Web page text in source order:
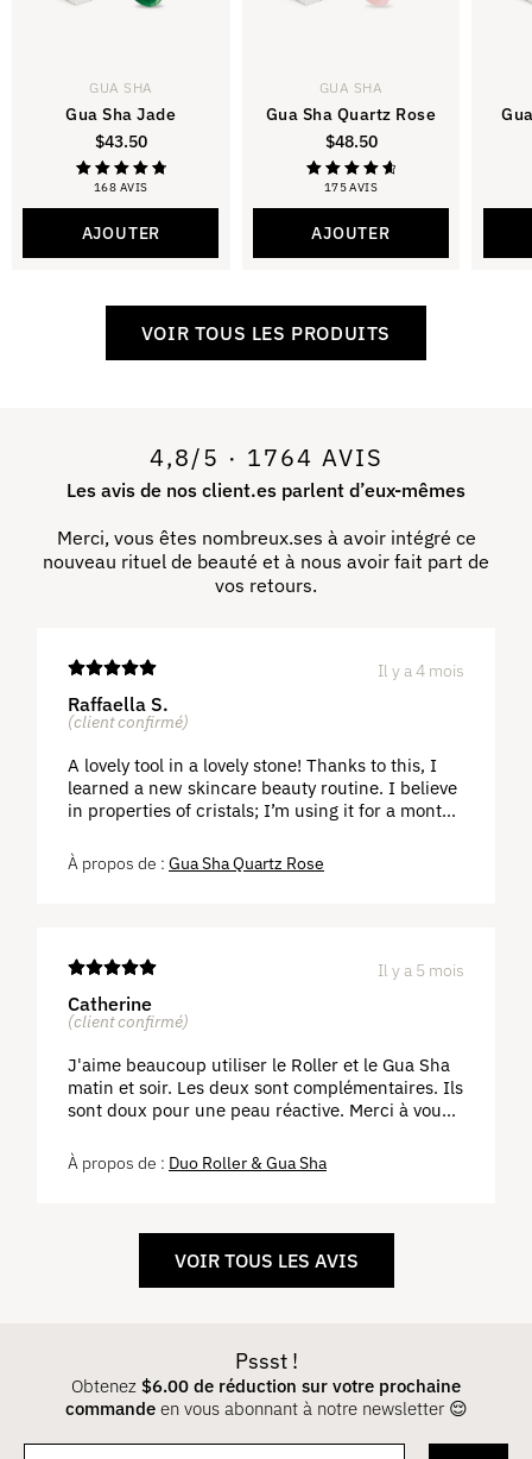
GUA SHA
Gua Sha Jade
$43.50
168 AVIS
Note
AJOUTER
GUA SHA
Gua Sha Quartz Rose
$48.50
175 AVIS
Note
AJOUTER
VOIR TOUS LES PRODUITS
4,8/5 · 1764 AVIS
Les avis de nos client.es parlent d’eux-⁠mêmes
Merci, vous êtes nombreux.ses à avoir intégré ce
nouveau rituel de beauté et à nous avoir fait part de
vos retours.
VOIR TOUS LES AVIS
Raffaella S.
(client confirmé)
A lovely tool in a lovely stone! Thanks to this, I
learned a new skincare beauty routine. I believe
in properties of cristals; I’m using it for a month
Il y a 4 mois
Gua Sha Quartz Rose
Catherine
(client confirmé)
J'aime beaucoup utiliser le Roller et le Gua Sha
matin et soir. Les deux sont complémentaires. Ils
sont doux pour une peau réactive. Merci à vous
Il y a 5 mois
Duo Roller & Gua Sha
Pssst !
Obtenez $6.00 de réduction sur votre prochaine
commandeen vous abonnant à notre newsletter 😌